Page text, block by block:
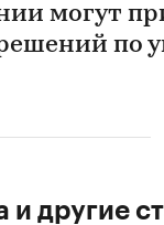
могут
по
и другие